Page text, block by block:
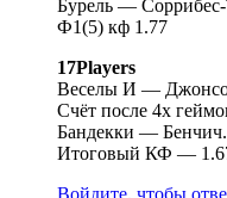
Бурель —
Ф1(5) кф 1.77
17Players
Веселы И —
Счёт после 4х
Бандекки —
Итоговый КФ —
Войдите, чтобы